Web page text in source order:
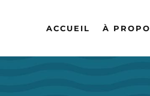
ACCUEIL À